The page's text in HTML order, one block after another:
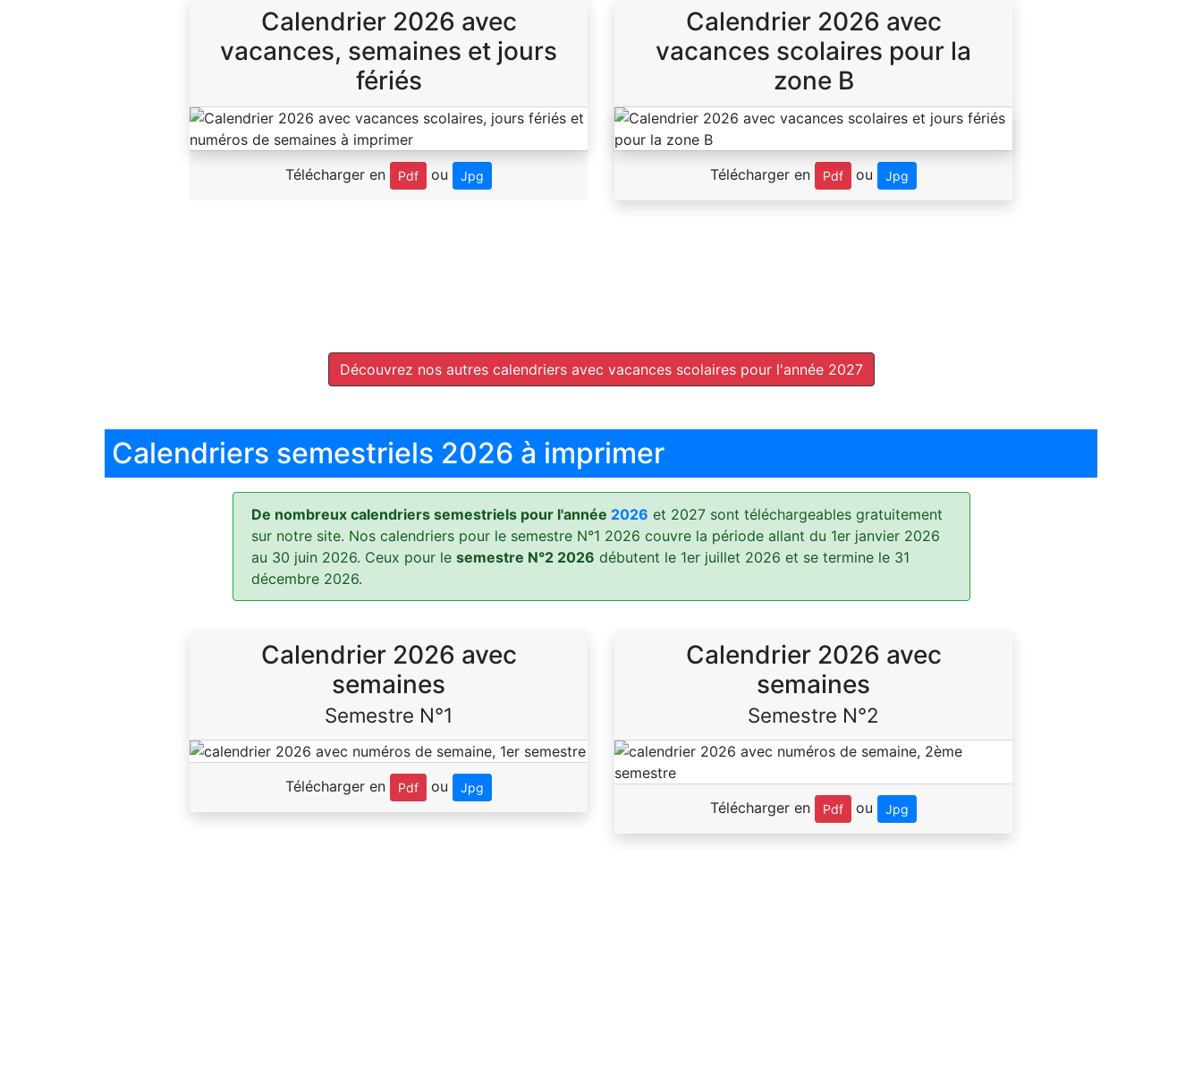
Calendrier 2026 avec
vacances, semaines et jours
fériés
Télécharger en Pdf ou Jpg
Calendrier 2026 avec
vacances scolaires pour la
zone B
Télécharger en Pdf ou Jpg
Découvrez nos autres calendriers avec vacances scolaires pour l'année 2027
Calendriers semestriels 2026 à imprimer
De nombreux calendriers semestriels pour l'année 2026 et 2027 sont téléchargeables gratuitement
sur notre site. Nos calendriers pour le semestre N°1 2026 couvre la période allant du 1er janvier 2026
au 30 juin 2026. Ceux pour le semestre N°2 2026 débutent le 1er juillet 2026 et se termine le 31
décembre 2026.
Calendrier 2026 avec
semaines
Semestre N°1
Télécharger en Pdf ou Jpg
Calendrier 2026 avec
semaines
Semestre N°2
Télécharger en Pdf ou Jpg